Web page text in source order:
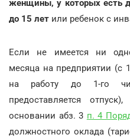
женщины, у которых есть
до 15 лет или ребенок с
Если не имеется ни
месяца на предприятии (с
на работу до 1-го
предоставляется
основании абз. 3 п. 4
должностного оклада